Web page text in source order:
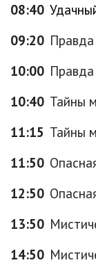
08:40
09:20
10:00
10:40 Тайны
11:15 Тайны
11:50
12:50
13:50
14:50